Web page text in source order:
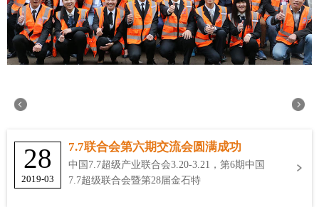
28
2019-03
7.7联合会第六期交流会圆满成功
中国7.7超级产业联合会3.20-3.21，第6期中国
7.7超级联合会暨第28届金石特